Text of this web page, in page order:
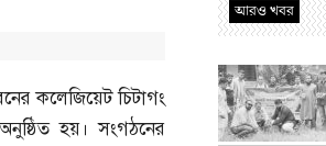
কলেজিয়েট চিটাগং
হয়। সংগঠনের
আরও খবর